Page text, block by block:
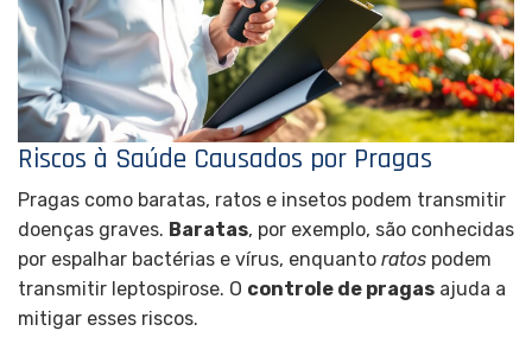
Riscos à Saúde Causados por Pragas
Pragas como baratas, ratos e insetos podem transmitir
doenças graves. Baratas, por exemplo, são conhecidas
por espalhar bactérias e vírus, enquanto ratos podem
transmitir leptospirose. O controle de pragas ajuda a
mitigar esses riscos.